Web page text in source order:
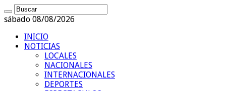
sábado 08/08/2026
INICIO
NOTICIAS
LOCALES
NACIONALES
INTERNACIONALES
DEPORTES